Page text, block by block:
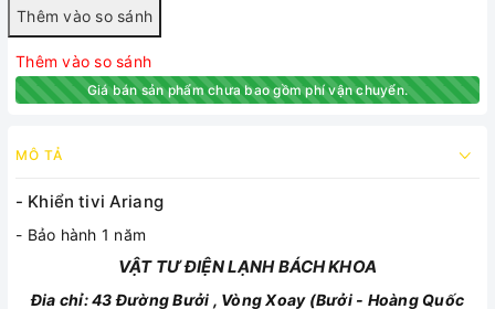
Thêm vào so sánh
Giá bán sản phẩm chưa bao gồm phí vận chuyển.
MÔ TẢ
- Khiển tivi Ariang
- Bảo hành 1 năm
VẬT TƯ ĐIỆN LẠNH BÁCH KHOA
Đia chỉ: 43 Đường Bưởi , Vòng Xoay (Bưởi - Hoàng Quốc